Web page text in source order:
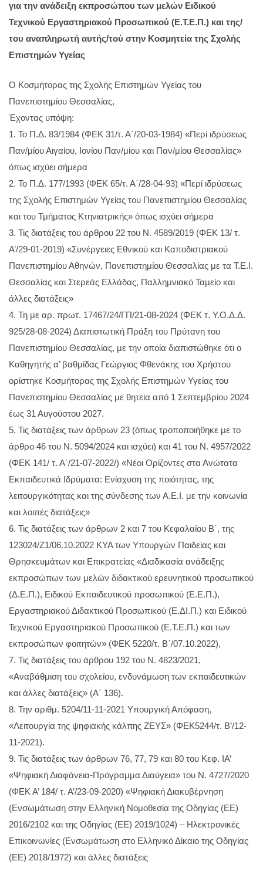
για την ανάδειξη εκπροσώπου των μελών Ειδικού
Τεχνικού Εργαστηριακού Προσωπικού (Ε.Τ.Ε.Π.) και της/
του αναπληρωτή αυτής/τού στην Κοσμητεία της Σχολής
Επιστημών Υγείας
Ο Κοσμήτορας της Σχολής Επιστημών Υγείας του
Πανεπιστημίου Θεσσαλίας,
Έχοντας υπόψη:
1. Το Π.Δ. 83/1984 (ΦΕΚ 31/τ. Α΄/20-03-1984) «Περί ιδρύσεως
Παν/μίου Αιγαίου, Ιονίου Παν/μίου και Παν/μίου Θεσσαλίας»
όπως ισχύει σήμερα
2. Το Π.Δ. 177/1993 (ΦΕΚ 65/τ. Α΄/28-04-93) «Περί ιδρύσεως
της Σχολής Επιστημών Υγείας του Πανεπιστημίου Θεσσαλίας
και του Τμήματος Κτηνιατρικής» όπως ισχύει σήμερα
3. Τις διατάξεις του άρθρου 22 του Ν. 4589/2019 (ΦΕΚ 13/ τ.
Α’/29-01-2019) «Συνέργειες Εθνικού και Καποδιστριακού
Πανεπιστημίου Αθηνών, Πανεπιστημίου Θεσσαλίας με τα Τ.Ε.Ι.
Θεσσαλίας και Στερεάς Ελλάδας, Παλλημνιακό Ταμείο και
άλλες διατάξεις»
4. Τη με αρ. πρωτ. 17467/24/ΓΠ/21-08-2024 (ΦΕΚ τ. Υ.Ο.Δ.Δ.
925/28-08-2024) Διαπιστωτική Πράξη του Πρύτανη του
Πανεπιστημίου Θεσσαλίας, με την οποία διαπιστώθηκε ότι ο
Καθηγητής α’ βαθμίδας Γεώργιος Φθενάκης του Χρήστου
ορίστηκε Κοσμήτορας της Σχολής Επιστημών Υγείας του
Πανεπιστημίου Θεσσαλίας με θητεία από 1 Σεπτεμβρίου 2024
έως 31 Αυγούστου 2027.
5. Τις διατάξεις των άρθρων 23 (όπως τροποποιήθηκε με το
άρθρο 46 του Ν. 5094/2024 και ισχύει) και 41 του Ν. 4957/2022
(ΦΕΚ 141/ τ. Α΄/21-07-2022/) «Νέοι Ορίζοντες στα Ανώτατα
Εκπαιδευτικά Ιδρύματα: Ενίσχυση της ποιότητας, της
λειτουργικότητας και της σύνδεσης των Α.Ε.Ι. με την κοινωνία
και λοιπές διατάξεις»
6. Τις διατάξεις των άρθρων 2 και 7 του Κεφαλαίου Β΄, της
123024/Ζ1/06.10.2022 ΚΥΑ των Υπουργών Παιδείας και
Θρησκευμάτων και Επικρατείας «Διαδικασία ανάδειξης
εκπροσώπων των μελών διδακτικού ερευνητικού προσωπικού
(Δ.Ε.Π.), Ειδικού Εκπαιδευτικού προσωπικού (Ε.Ε.Π.),
Εργαστηριακού Διδακτικού Προσωπικού (Ε.ΔΙ.Π.) και Ειδικού
Τεχνικού Εργαστηριακού Προσωπικού (Ε.Τ.Ε.Π.) και των
εκπροσώπων φοιτητών» (ΦΕΚ 5220/τ. Β΄/07.10.2022),
7. Τις διατάξεις του άρθρου 192 του Ν. 4823/2021,
«Αναβάθμιση του σχολείου, ενδυνάμωση των εκπαιδευτικών
και άλλες διατάξεις» (Α΄ 136).
8. Την αριθμ. 5204/11-11-2021 Υπουργική Απόφαση,
«Λειτουργία της ψηφιακής κάλπης ΖΕΥΣ» (ΦΕΚ5244/τ. Β’/12-
11-2021).
9. Τις διατάξεις των άρθρων 76, 77, 79 και 80 του Κεφ. ΙΑ’
«Ψηφιακή Διαφάνεια-Πρόγραμμα Διαύγεια» του Ν. 4727/2020
(ΦΕΚ Α’ 184/ τ. Α’/23-09-2020) «Ψηφιακή Διακυβέρνηση
(Ενσωμάτωση στην Ελληνική Νομοθεσία της Οδηγίας (ΕΕ)
2016/2102 και της Οδηγίας (ΕΕ) 2019/1024) – Ηλεκτρονικές
Επικοινωνίες (Ενσωμάτωση στο Ελληνικό Δίκαιο της Οδηγίας
(ΕΕ) 2018/1972) και άλλες διατάξεις